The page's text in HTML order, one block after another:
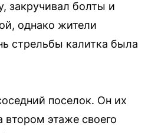
закручивал болты и
однако жители
стрельбы калитка была
поселок. Он их
этаже своего